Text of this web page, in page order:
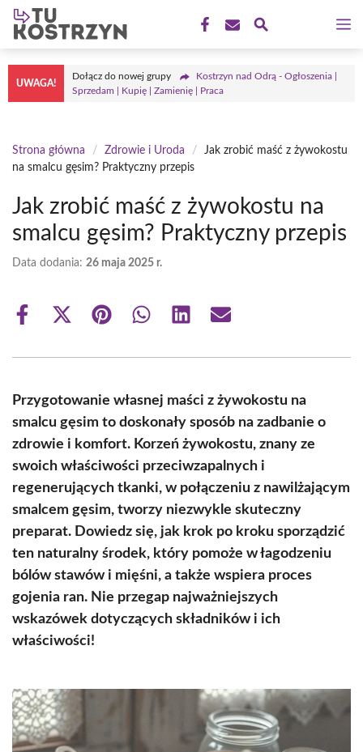
Przejdź
treści
UWAGA!
Dołącz do nowej grupy
Kostrzyn nad Odrą - Ogłoszenia |
Sprzedam | Kupię | Zamienię | Praca
Strona główna / Zdrowie i Uroda /
Jak zrobić maść z żywokostu
na smalcu gęsim? Praktyczny przepis
Jak zrobić maść z żywokostu na
smalcu gęsim? Praktyczny przepis
Data dodania: 26 maja 2025 r.
Share
Share
(Twitter)
Share Share Share Share
Przygotowanie własnej maści z żywokostu na
smalcu gęsim to doskonały sposób na zadbanie o
zdrowie i komfort. Korzeń żywokostu, znany ze
swoich właściwości przeciwzapalnych i
regenerujących tkanki, w połączeniu z nawilżającym
smalcem gęsim, tworzy niezwykle skuteczny
preparat. Dowiedz się, jak krok po kroku sporządzić
ten naturalny środek, który pomoże w łagodzeniu
bólów stawów i mięśni, a także wspiera proces
gojenia ran. Nie przegap najważniejszych
wskazówek dotyczących składników i ich
właściwości!